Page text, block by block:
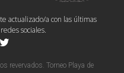
actualizado/a con las últimas
sociales.
revervados. Torneo Playa de